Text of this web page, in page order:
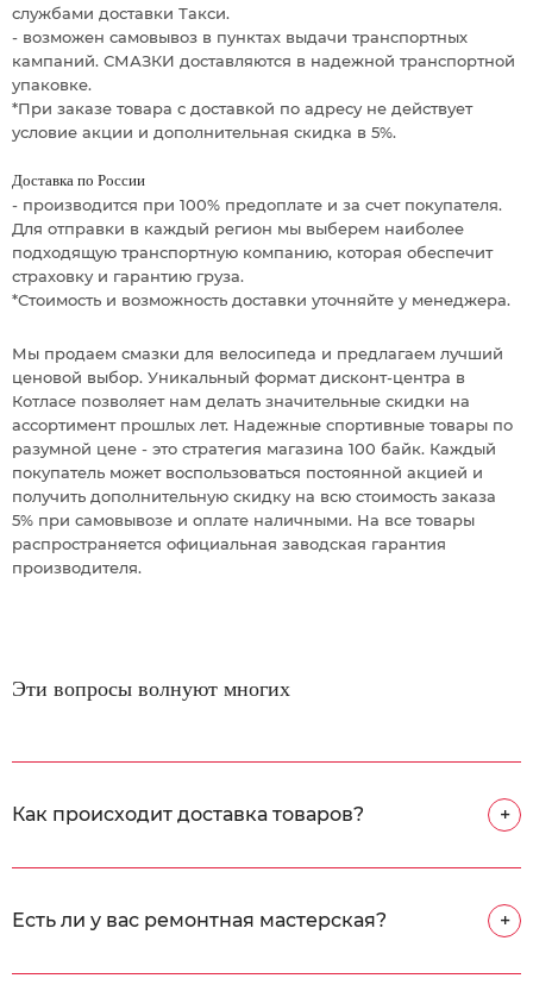
службами доставки Такси.
- возможен самовывоз в пунктах выдачи транспортных
кампаний. СМАЗКИ доставляются в надежной транспортной
упаковке.
*При заказе товара с доставкой по адресу не действует
условие акции и дополнительная скидка в 5%.
Доставка по России
- производится при 100% предоплате и за счет покупателя.
Для отправки в каждый регион мы выберем наиболее
подходящую транспортную компанию, которая обеспечит
страховку и гарантию груза.
*Стоимость и возможность доставки уточняйте у менеджера.
Мы продаем смазки для велосипеда и предлагаем лучший
ценовой выбор. Уникальный формат дисконт-центра в
Котласе позволяет нам делать значительные скидки на
ассортимент прошлых лет. Надежные спортивные товары по
разумной цене - это стратегия магазина 100 байк. Каждый
покупатель может воспользоваться постоянной акцией и
получить дополнительную скидку на всю стоимость заказа
5% при самовывозе и оплате наличными. На все товары
распространяется официальная заводская гарантия
производителя.
Эти вопросы волнуют многих
Как происходит доставка товаров? +
Есть ли у вас ремонтная мастерская? +